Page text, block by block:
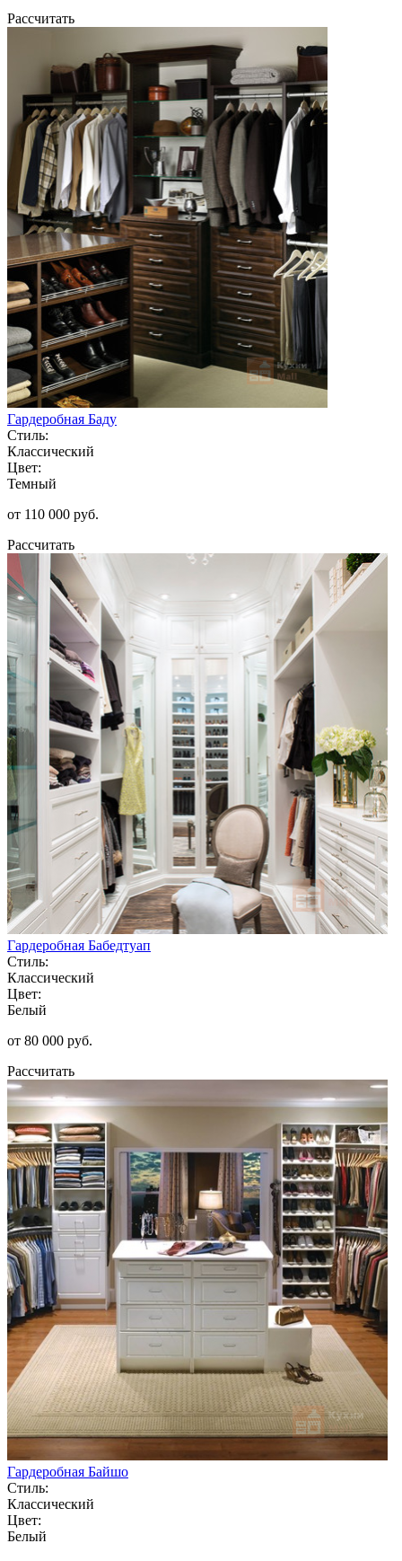
Рассчитать
Гардеробная Баду
Стиль:
Классический
Цвет:
Темный
от 110 000 руб.
Рассчитать
Гардеробная Бабедтуап
Стиль:
Классический
Цвет:
Белый
от 80 000 руб.
Рассчитать
Гардеробная Байшо
Стиль:
Классический
Цвет:
Белый